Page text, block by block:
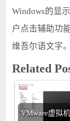
Windows的显
户点击辅助功
维吾尔语文字。
Related
VMware虚拟